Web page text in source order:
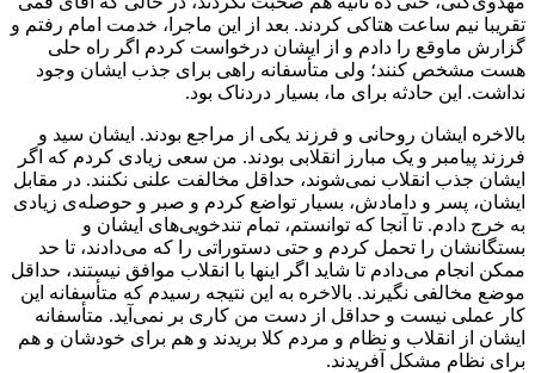
تقریبا نیم ساعت هتاکی کردند. بعد از این ماجرا، خدمت امام رفتم و
گزارش ماوقع را دادم و از ایشان درخواست کردم اگر راه حلی
هست مشخص کنند؛ ولی متأسفانه راهی برای جذب ایشان وجود
نداشت. این حادثه برای ما، بسیار دردناک بود.
بالاخره ایشان روحانی و فرزند یکی از مراجع بودند. ایشان سید و
فرزند پیامبر و یک مبارز انقلابی بودند. من سعی زیادی کردم که اگر
ایشان جذب انقلاب نمی‌شوند، حداقل مخالفت علنی نکنند. در مقابل
ایشان، پسر و دامادش، بسیار تواضع کردم و صبر و حوصله‌ی زیادی
به خرج دادم. تا آنجا که توانستم، تمام تندخویی‌های ایشان و
بستگانشان را تحمل کردم و حتی دستوراتی را که می‌دادند، تا حد
ممکن انجام می‌دادم تا شاید اگر اینها با انقلاب موافق نیستند، حداقل
موضع مخالفی نگیرند. بالاخره به این نتیجه رسیدم که متأسفانه این
کار عملی نیست و حداقل از دست من کاری بر نمی‌آید. متأسفانه
ایشان از انقلاب و نظام و مردم کلا بریدند و هم برای خودشان و هم
برای نظام مشکل آفریدند.